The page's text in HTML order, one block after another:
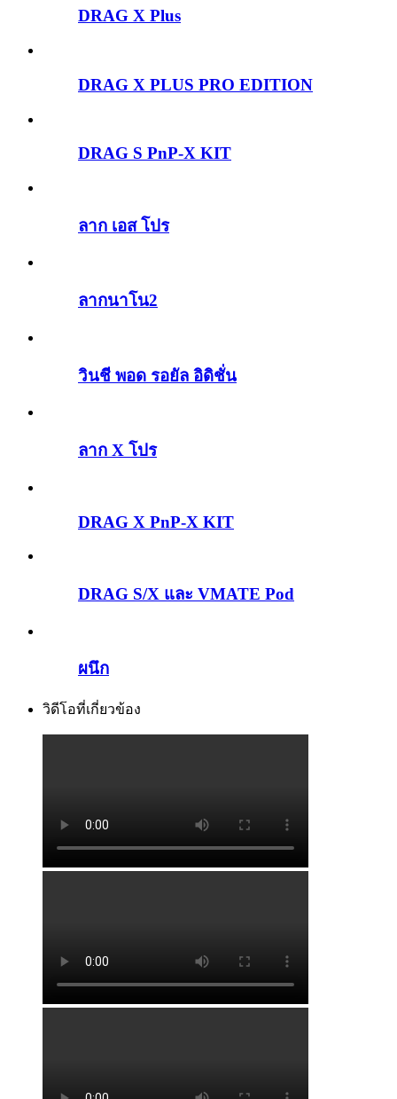
DRAG X Plus
DRAG X PLUS PRO EDITION
DRAG S PnP-X KIT
ลาก เอส โปร
ลากนาโน2
วินชี พอด รอยัล อิดิชั่น
ลาก X โปร
DRAG X PnP-X KIT
DRAG S/X และ VMATE Pod
ผนึก
วิดีโอที่เกี่ยวข้อง